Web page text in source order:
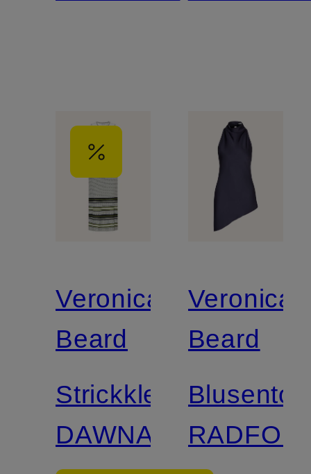
Spitze
Veronica
Beard
Strickkleid
DAWNA
Veronica
Beard
Blusentop